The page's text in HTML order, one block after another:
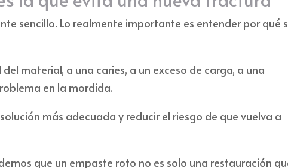
sencillo. Lo realmente importante es entender por qué
material, a una caries, a un exceso de carga, a una
en la mordida.
más adecuada y reducir el riesgo de que vuelva a
que un empaste roto no es solo una restauración